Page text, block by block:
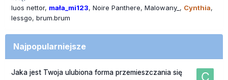
luos nettor mała_mi123 Noire Panthere Malowany_
Cynthia
lessgo brum.brum
Najpopularniejsze
Jaka jest Twoja ulubiona forma przemieszczania się